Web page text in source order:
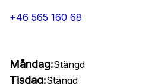
+46 565 160 68
Måndag:Stängd
Tisdag:Stängd